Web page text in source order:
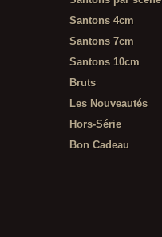
Santons 4cm
Santons 7cm
Santons 10cm
Bruts
Les Nouveautés
Hors-Série
Bon Cadeau